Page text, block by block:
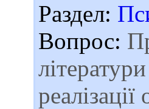
Раздел:
Вопрос: